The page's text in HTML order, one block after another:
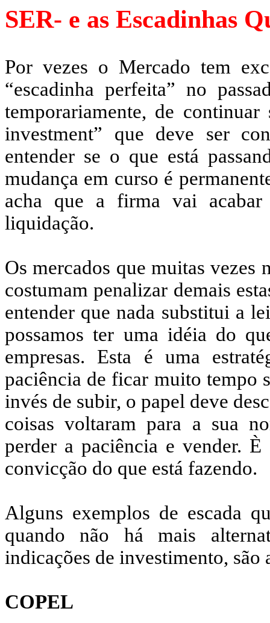
SER- e as Escadinhas
Por vezes o Mercado tem
“escadinha perfeita” no
temporariamente, de
investment” que deve ser
entender se o que está
mudança em curso é
acha que a firma vai
liquidação.
Os mercados que muitas vezes
costumam penalizar demais
entender que nada substitui a
possamos ter uma idéia do
empresas. Esta é uma
paciência de ficar muito tempo
invés de subir, o papel deve
coisas voltaram para a sua
perder a paciência e vender.
convicção do que está fazendo.
Alguns exemplos de escada
quando não há mais
indicações de investimento,
COPEL